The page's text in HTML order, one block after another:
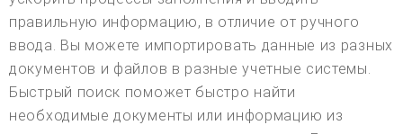
правильную информацию, в отличие от ручного
ввода. Вы можете импортировать данные из разных
документов и файлов в разные учетные системы.
Быстрый поиск поможет быстро найти
необходимые документы или информацию из